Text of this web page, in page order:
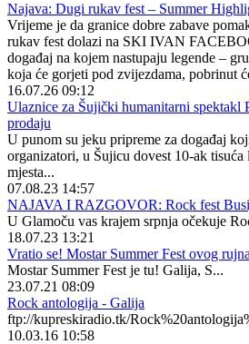
Najava: Dugi rukav fest – Summer
Vrijeme je da granice dobre zabave
rukav fest dolazi na SKI IVAN
događaj na kojem nastupaju legende –
koja će gorjeti pod zvijezdama, pobrinut
16.07.26 09:12
Ulaznice za Šujički humanitarni spektakl
prodaju
U punom su jeku pripreme za događaj
organizatori, u Šujicu dovest 10-ak
mjesta...
07.08.23 14:57
NAJAVA I RAZGOVOR: Rock fest
U Glamoču vas krajem srpnja očekuje
18.07.23 13:21
Vratio se! Mostar Summer Fest ovog
Mostar Summer Fest je tu! Galija, S...
23.07.21 08:09
Rock antologija - Galija
ftp://kupreskiradio.tk/
10.03.16 10:58